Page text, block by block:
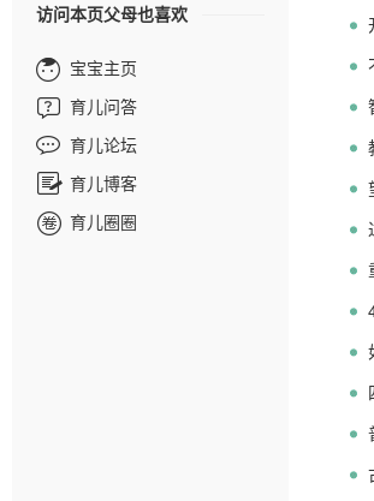
访问本页父母也喜欢
宝宝主页
育儿问答
育儿论坛
育儿博客
育儿圈圈